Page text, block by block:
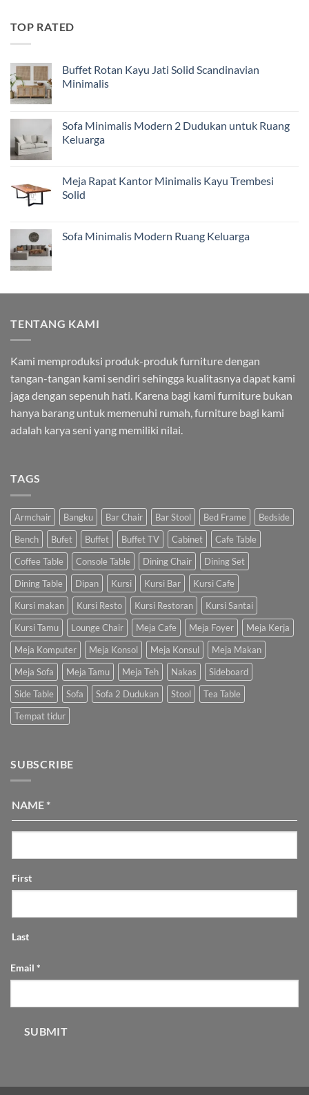
TOP RATED
Buffet Rotan Kayu Jati Solid Scandinavian
Minimalis
Sofa Minimalis Modern 2 Dudukan untuk Ruang
Keluarga
Meja Rapat Kantor Minimalis Kayu Trembesi
Solid
Sofa Minimalis Modern Ruang Keluarga
TENTANG KAMI
Kami memproduksi produk-produk furniture dengan
tangan-tangan kami sendiri sehingga kualitasnya dapat kami
jaga dengan sepenuh hati. Karena bagi kami furniture bukan
hanya barang untuk memenuhi rumah, furniture bagi kami
adalah karya seni yang memiliki nilai.
TAGS
Armchair Bangku Bar Chair Bar Stool Bed Frame
Bedside
Bench
Bufet Buffet Buffet TV Cabinet
Cafe Table
Coffee Table
Console Table Dining Chair
Dining Set
Dining Table
Dipan Kursi Kursi Bar
Kursi Cafe
Kursi makan
Kursi Resto Kursi Restoran
Kursi Santai
Kursi Tamu
Lounge Chair Meja Cafe Meja Foyer
Meja Kerja
Meja Komputer
Meja Konsol Meja Konsul
Meja Makan
Meja Sofa
Meja Tamu Meja Teh Nakas
Sideboard
Side Table
Sofa Sofa 2 Dudukan Stool
Tea Table
Tempat tidur
SUBSCRIBE
NAME *
First
Last
Email *
SUBMIT